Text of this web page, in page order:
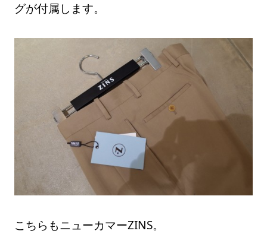
グが付属します。
こちらもニューカマーZINS。